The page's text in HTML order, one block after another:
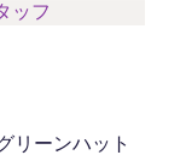
ッフ
リーンハット